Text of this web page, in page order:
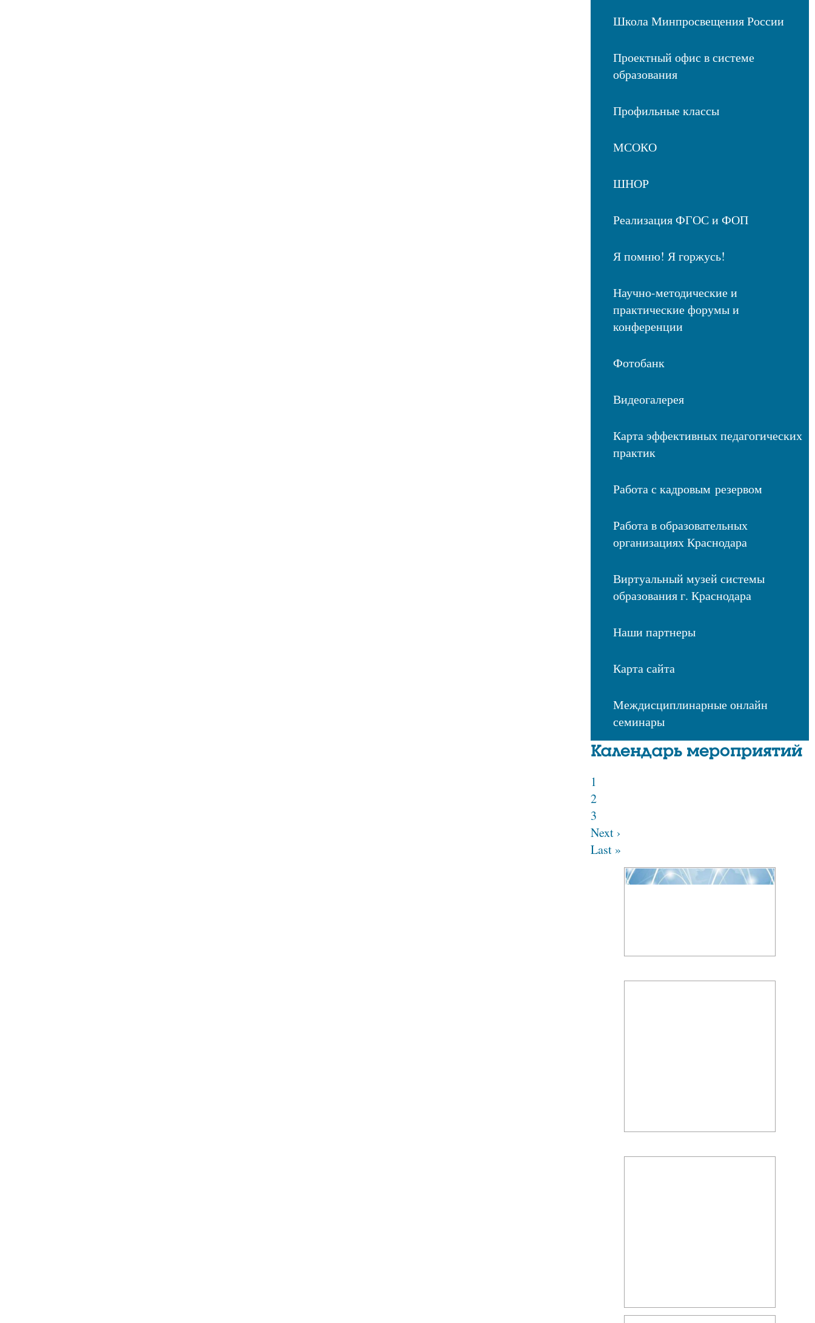
Школа Минпросвещения России
Проектный офис в системе
образования
Профильные классы
МСОКО
ШНОР
Реализация ФГОС и ФОП
Я помню! Я горжусь!
Научно-методические и
практические форумы и
конференции
Фотобанк
Видеогалерея
Карта эффективных педагогических
практик
Работа с кадровым резервом
Работа в образовательных
организациях Краснодара
Виртуальный музей системы
образования г. Краснодара
Наши партнеры
Карта сайта
Междисциплинарные онлайн
семинары
Календарь мероприятий
1
2
3
Next ›
Last »